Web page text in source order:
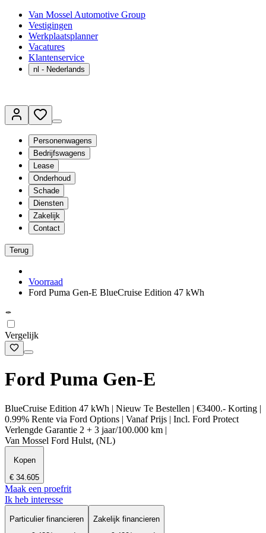
Van Mossel Automotive Group
Vestigingen
Werkplaatsplanner
Vacatures
Klantenservice
nl - Nederlands
Personenwagens
Bedrijfswagens
Lease
Onderhoud
Schade
Diensten
Zakelijk
Contact
Terug
Voorraad
Ford Puma Gen-E BlueCruise Edition 47 kWh
Vergelijk
Ford Puma Gen-E
BlueCruise Edition 47 kWh | Nieuw Te Bestellen | €3400.- Korting |
0.99% Rente via Ford Options | Vanaf Prijs | Incl. Ford Protect
Verlengde Garantie 2 + 3 jaar/100.000 km |
Van Mossel Ford Hulst, (NL)
Kopen
€ 34.605
Maak een proefrit
Ik heb interesse
Particulier financieren
Zakelijk financieren